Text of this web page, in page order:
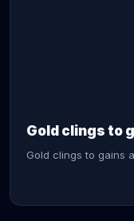
Gold clings to
Gold clings to gains